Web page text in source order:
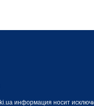
информация носит